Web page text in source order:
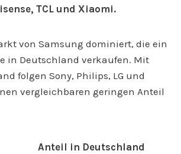
TCL und Xiaomi.
von Samsung dominiert, die ein
in Deutschland verkaufen. Mit
folgen Sony, Philips, LG und
vergleichbaren geringen Anteil
Anteil in Deutschland